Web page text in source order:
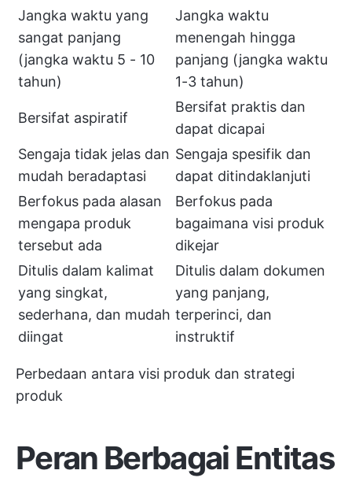
Jangka waktu yang
sangat panjang
(jangka waktu 5 - 10
tahun)
Jangka waktu
menengah hingga
panjang (jangka waktu
1-3 tahun)
Bersifat aspiratif
Bersifat praktis dan
dapat dicapai
Sengaja tidak jelas dan
mudah beradaptasi
Sengaja spesifik dan
dapat ditindaklanjuti
Berfokus pada alasan
mengapa produk
tersebut ada
Berfokus pada
bagaimana visi produk
dikejar
Ditulis dalam kalimat
yang singkat,
sederhana, dan mudah
diingat
Ditulis dalam dokumen
yang panjang,
terperinci, dan
instruktif
Perbedaan antara visi produk dan strategi
produk
Peran Berbagai Entitas